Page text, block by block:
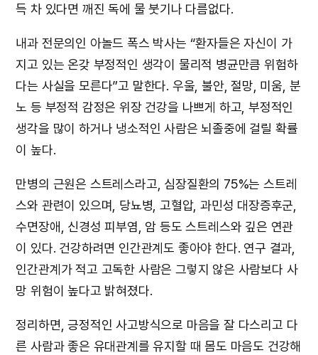
득 차 있다면 깨진 독에 물 붓기나 다름없다.
내과 전문의인 아놀드 폭스 박사는 “환자들은 자신이 가
지고 있는 온갖 부정적인 생각이 물리적 병균만큼 위험하
다는 사실을 모른다”고 말한다. 우울, 불안, 절망, 미움, 분
노 등 부정적 감정은 위장 건강을 나쁘게 하고, 부정적인
생각을 많이 하거나 냉소적인 사람은 뇌졸중에 걸릴 확률
이 높다.
만병의 근원은 스트레스라고, 심장질환의 75%는 스트레
스와 관련이 있으며, 당뇨병, 고혈압, 과민성 대장증후군,
수면장애, 신경성 피부염, 암 등도 스트레스와 깊은 연관
이 있다. 건강하려면 인간관계도 좋아야 한다. 연구 결과,
인간관계가 적고 고독한 사람은 그렇지 않은 사람보다 사
망 위험이 높다고 밝혀졌다.
정리하면, 긍정적인 사고방식으로 마음을 잘 다스리고 다
른 사람과 좋은 유대관계를 유지할 때 몸도 마음도 건강해